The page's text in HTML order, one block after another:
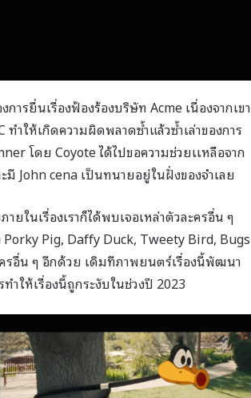
ารยื่นเรื่องฟ้องร้องบริษัท Acme เนื่องจากเขา
ให้เกิดความผิดพลาดซ้ำแล้วซ้ำเล่าของการ
โดย Coyote ได้ไปขอความช่วยเเหลือจาก
John cena เป็นทนายอยู่ในฝั่งของจำเลย
ยในเรื่องเราก็ได้พบเจอเหล่าตัวละครอื่น ๆ
Pig, Daffy Duck, Tweety Bird, Bugs
รอื่น ๆ อีกด้วย เดิมทีภาพยนตร์เรื่องนี้พัฒนา
ให้เรื่องนี้ถูกระงับในช่วงปี 2023